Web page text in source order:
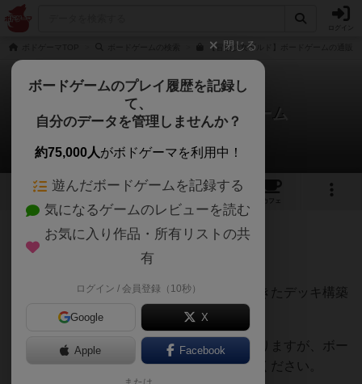
【冒険少女ギルド】ボードゲームの通販/
冒険少女ギルド ボードゲーム
Bluebearさんのレビュー
9 1 4
カフェ
741名 8名 0 5ヶ月前
セクシーな美少女冒険者カードだらけでできたデッキ構築
ゲームでした。
作品タイトルには『～ボードゲーム』とありますが、ボー
ドは無く完全にカードゲームです。ご注意ください。
閉じる
ボードゲームのプレイ履歴を記録し
て、
自分のデータを管理しませんか？
約75,000人がボドゲーマを利用中！
遊んだボードゲームを記録する
気になるゲームのレビューを読む
お気に入り作品・所有リストの共
有
ログイン / 会員登録（10秒）
Google X
Apple Facebook